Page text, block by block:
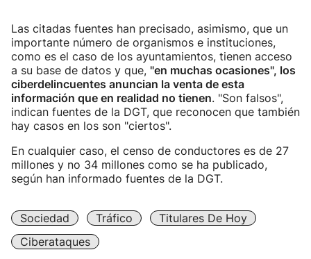
Las citadas fuentes han precisado, asimismo, que un
importante número de organismos e instituciones,
como es el caso de los ayuntamientos, tienen acceso
a su base de datos y que, "en muchas ocasiones", los
ciberdelincuentes anuncian la venta de esta
información que en realidad no tienen. "Son falsos",
indican fuentes de la DGT, que reconocen que también
hay casos en los son "ciertos".
En cualquier caso, el censo de conductores es de 27
millones y no 34 millones como se ha publicado,
según han informado fuentes de la DGT.
Sociedad Tráfico
Titulares De Hoy
Ciberataques